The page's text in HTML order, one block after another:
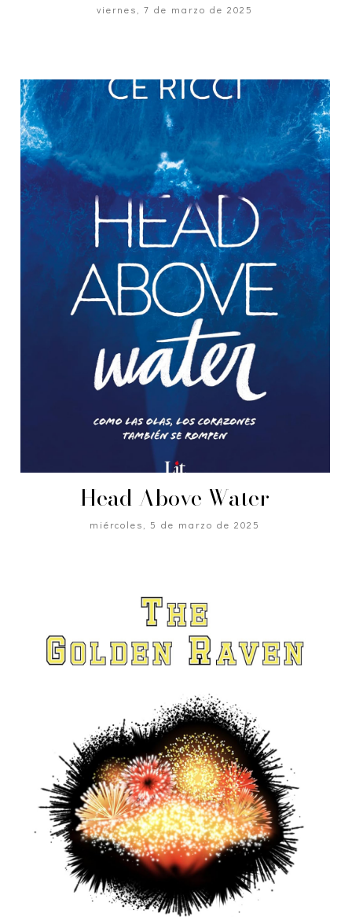
viernes, 7 de marzo de 2025
Head Above Water
miércoles, 5 de marzo de 2025